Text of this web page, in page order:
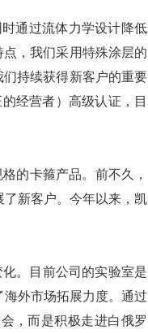
通过流体力学设计降低
，我们采用特殊涂层的
持续获得新客户的重要
经营者）高级认证，目
的卡箍产品。前不久，
新客户。今年以来，凯
。目前公司的实验室是
外市场拓展力度。通过
，而是积极走进白俄罗